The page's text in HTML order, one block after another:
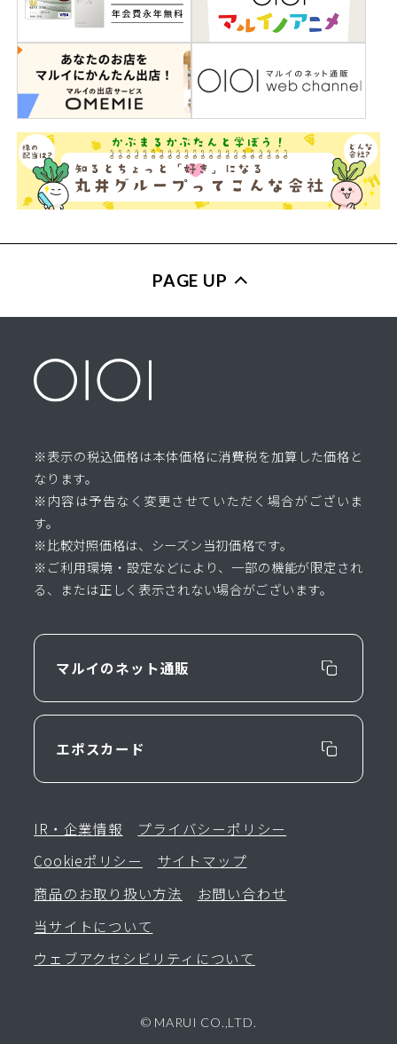
PAGE UP
※表示の税込価格は本体価格に消費税を加算した価格と
なります。
※内容は予告なく変更させていただく場合がございま
す。
※比較対照価格は、シーズン当初価格です。
※ご利用環境・設定などにより、一部の機能が限定され
る、または正しく表示されない場合がございます。
マルイのネット通販
エポスカード
IR・企業情報
プライバシーポリシー
Cookieポリシー
サイトマップ
商品のお取り扱い方法
お問い合わせ
当サイトについて
ウェブアクセシビリティについて
© MARUI CO.,LTD.